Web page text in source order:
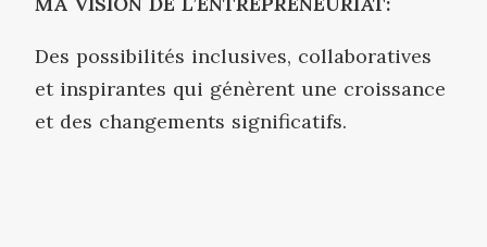
Des possibilités inclusives, collaboratives
et inspirantes qui génèrent une croissance
et des changements significatifs.